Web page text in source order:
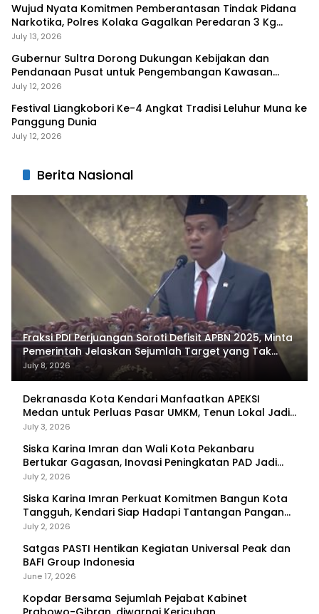
Wujud Nyata Komitmen Pemberantasan Tindak Pidana
Narkotika, Polres Kolaka Gagalkan Peredaran 3 Kg
Sabu-Sabu
July 13, 2026
Gubernur Sultra Dorong Dukungan Kebijakan dan
Pendanaan Pusat untuk Pengembangan Kawasan
Liangkobhori
July 12, 2026
Festival Liangkobori Ke-4 Angkat Tradisi Leluhur Muna ke
Panggung Dunia
July 12, 2026
Berita Nasional
Fraksi PDI Perjuangan Soroti Defisit APBN 2025, Minta
Pemerintah Jelaskan Sejumlah Target yang Tak
Tercapai
July 8, 2026
Dekranasda Kota Kendari Manfaatkan APEKSI
Medan untuk Perluas Pasar UMKM, Tenun Lokal Jadi
Primadona
July 3, 2026
Siska Karina Imran dan Wali Kota Pekanbaru
Bertukar Gagasan, Inovasi Peningkatan PAD Jadi
Fokus Diskusi
July 2, 2026
Siska Karina Imran Perkuat Komitmen Bangun Kota
Tangguh, Kendari Siap Hadapi Tantangan Pangan
dan Bencana
July 2, 2026
Satgas PASTI Hentikan Kegiatan Universal Peak dan
BAFI Group Indonesia
June 17, 2026
Kopdar Bersama Sejumlah Pejabat Kabinet